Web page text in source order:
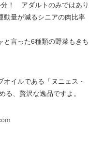
分！ アダルトのみではあり
動量が減るシニアの肉比率
と言った6種類の野菜もきち
イルである「ヌニェス・
、贅沢な逸品ですよ。